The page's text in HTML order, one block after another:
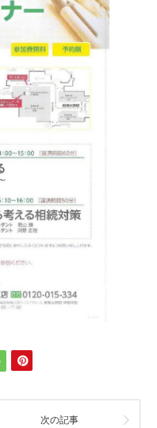
次の記事